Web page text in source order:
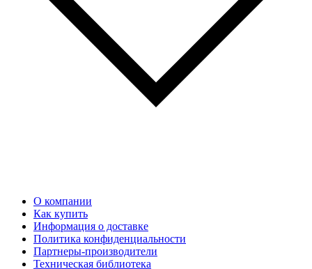
О компании
Как купить
Информация о доставке
Политика конфиденциальности
Партнеры-производители
Техническая библиотека